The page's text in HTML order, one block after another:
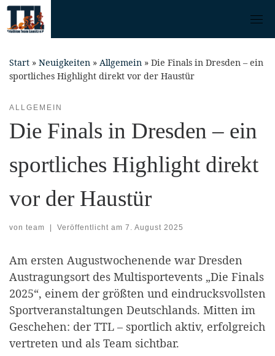
Skip
content
Start » Neuigkeiten » Allgemein » Die Finals in Dresden – ein
sportliches Highlight direkt vor der Haustür
ALLGEMEIN
Die Finals in Dresden – ein
sportliches Highlight direkt
vor der Haustür
von team Veröffentlicht am 7. August 2025
Am ersten Augustwochenende war Dresden
Austragungsort des Multisportevents „Die Finals
2025“, einem der größten und eindrucksvollsten
Sportveranstaltungen Deutschlands. Mitten im
Geschehen: der TTL – sportlich aktiv, erfolgreich
vertreten und als Team sichtbar.